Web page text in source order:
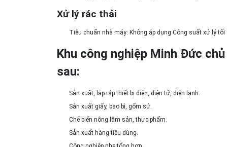
Xử lý rác thải
Tiêu chuẩn nhà máy: Không áp dụng Công suất xử lý
Khu công nghiệp Minh Đức
sau:
Sản xuất, lắp ráp thiết bị điện, điện tử, điện lạnh.
Sản xuất giấy, bao bì, gốm sứ.
Chế biến nông lâm sản, thực phẩm.
Sản xuất hàng tiêu dùng.